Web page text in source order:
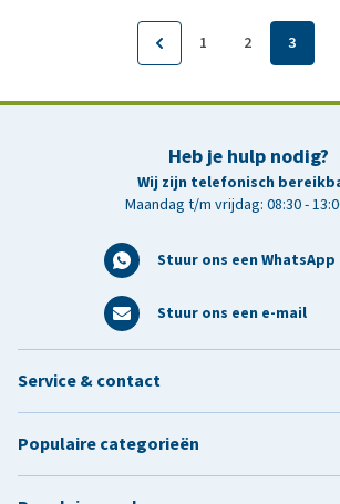
1 2 3
Heb je hulp nodig?
Wij zijn telefonisch
Maandag t/m vrijdag: 08:30 -
Stuur ons een
Stuur ons een e-mail
Service & contact
Populaire categorieën